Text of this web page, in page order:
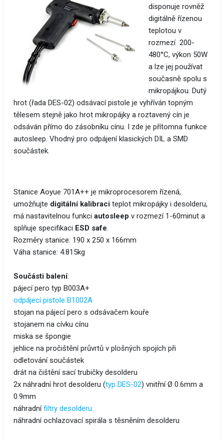
disponuje rovněž
digitálně řízenou
teplotou v
rozmezí 200-
480°C, výkon 50W
a lze jej používat
současně spolu s
mikropájkou. Dutý
hrot (řada DES-02) odsávací pistole je vyhříván topným
tělesem stejně jako hrot mikropájky a roztavený cín je
odsáván přímo do zásobníku cínu. I zde je přítomna funkce
autosleep. Vhodný pro odpájení klasických DIL a SMD
součástek.
Stanice Aoyue 701A++ je mikroprocesorem řízená,
umožňujte digitální kalibraci teplot mikropájky i desolderu,
má nastavitelnou funkci autosleep v rozmezí 1-60minut a
splňuje specifikaci ESD safe.
Rozměry stanice: 190 x 250 x 166mm
Váha stanice: 4.815kg
Součásti balení:
pájecí pero typ B003A+
odpájecí pistole B1002A
stojan na pájecí pero s odsávačem kouře
stojanem na cívku cínu
miska se špongie
jehlice na pročištění průvrtů v plošných spojích při
odletování součástek
drát na čištění sací trubičky desolderu
2x náhradní hrot desolderu (typ DES-02) vnitřní Ø 0.6mm a
0.9mm
náhradnífiltry desolderu
náhradní ochlazovací spirála s těsněním desolderu